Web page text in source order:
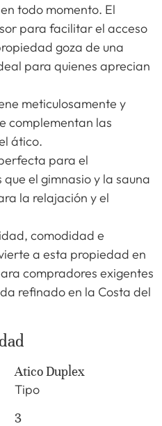
todo momento. El
para facilitar el acceso
goza de una
para quienes aprecian
meticulosamente y
complementan las
ático.
para el
el gimnasio y la sauna
la relajación y el
comodidad e
a esta propiedad en
compradores exigentes
refinado en la Costa del
Atico Duplex
Tipo
3